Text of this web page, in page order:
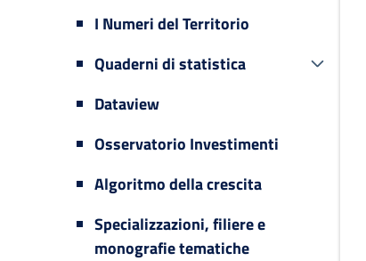
I Numeri del Territorio
Quaderni di statistica
Dataview
Osservatorio Investimenti
Algoritmo della crescita
Specializzazioni, filiere e
monografie tematiche